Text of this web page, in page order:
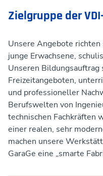
Zielgruppe der
Unsere Angebote richten
junge Erwachsene,
Unseren
Freizeitangeboten,
und professioneller
Berufswelten von
technischen Fachkräften
einer realen, sehr
machen unsere
GaraGe eine „smarte